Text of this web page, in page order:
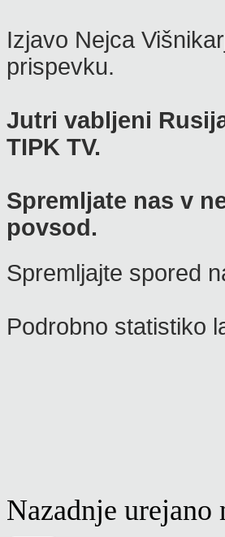
Izjavo Nejca
prispevku.
Jutri vabljeni
TIPK TV.
Spremljate nas v
povsod.
Spremljajte spored
Podrobno statistiko
Nazadnje